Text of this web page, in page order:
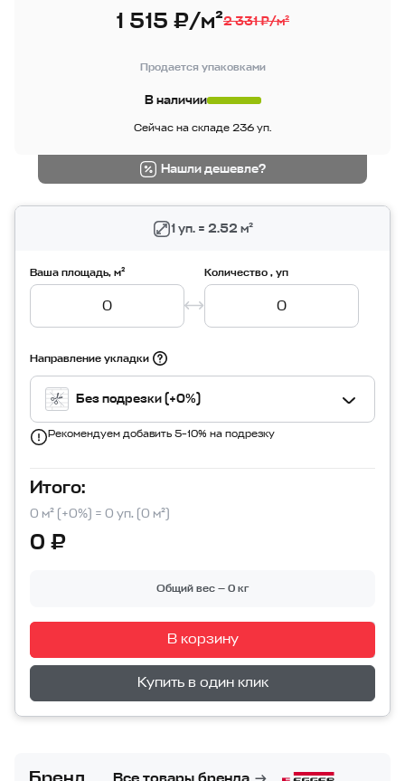
1 515 ₽/м²2 331 ₽/м²
Продается упаковками
В наличии
Сейчас на складе 236 уп.
Нашли дешевле?
1 уп. = 2.52 м²
Ваша площадь, м² Количество , уп
Направление укладки
Без подрезки (+0%)
Рекомендуем добавить 5–10% на подрезку
Итого:
0 м² (+0%) = 0 уп. (0 м²)
0 ₽
Общий вес — 0 кг
В корзину
Перейти в корзину
Купить в один клик